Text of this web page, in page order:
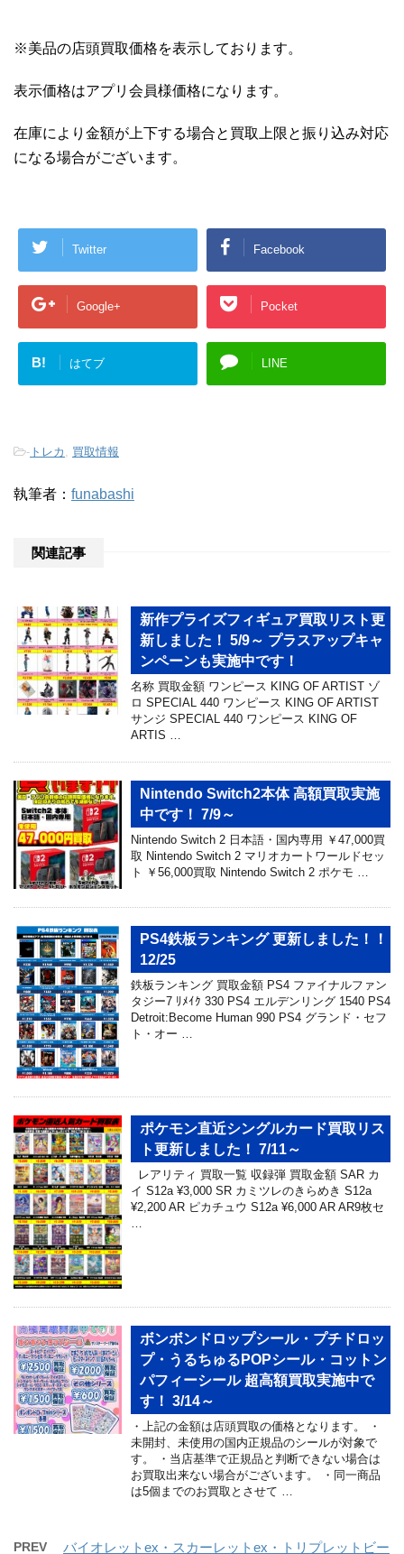
※美品の店頭買取価格を表示しております。
表示価格はアプリ会員様価格になります。
在庫により金額が上下する場合と買取上限と振り込み対応
になる場合がございます。
Twitter Facebook
Google+ Pocket
B! はてブ LINE
- トレカ 買取情報
執筆者： funabashi
関連記事
新作プライズフィギュア買取リスト更
新しました！ 5/9～ プラスアップキャ
ンペーンも実施中です！
名称 買取金額 ワンピース KING OF ARTIST ゾ
ロ SPECIAL 440 ワンピース KING OF ARTIST
サンジ SPECIAL 440 ワンピース KING OF
ARTIS …
Nintendo Switch2本体 高額買取実施
中です！ 7/9～
Nintendo Switch 2 日本語・国内専用 ￥47,000買
取 Nintendo Switch 2 マリオカートワールドセッ
ト ￥56,000買取 Nintendo Switch 2 ポケモ …
PS4鉄板ランキング 更新しました！！
12/25
鉄板ランキング 買取金額 PS4 ファイナルファン
タジー7 ﾘﾒｲｸ 330 PS4 エルデンリング 1540 PS4
Detroit:Become Human 990 PS4 グランド・セフ
ト・オー …
ポケモン直近シングルカード買取リス
ト更新しました！ 7/11～
レアリティ 買取一覧 収録弾 買取金額 SAR カ
イ S12a ¥3,000 SR カミツレのきらめき S12a
¥2,200 AR ピカチュウ S12a ¥6,000 AR AR9枚セ
…
ボンボンドロップシール・プチドロッ
プ・うるちゅるPOPシール・コットン
パフィーシール 超高額買取実施中で
す！ 3/14～
・上記の金額は店頭買取の価格となります。 ・
未開封、未使用の国内正規品のシールが対象で
す。 ・当店基準で正規品と判断できない場合は
お買取出来ない場合がございます。 ・同一商品
は5個までのお買取とさせて …
PREV バイオレットex・スカーレットex・トリプレットビー